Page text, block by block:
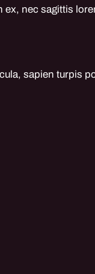
ex, nec sagittis
sapien turpis